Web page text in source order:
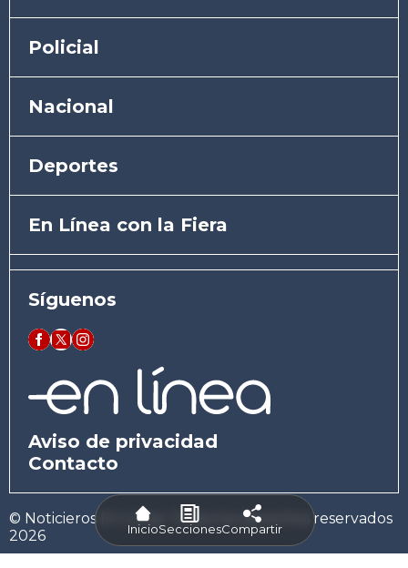
Policial
Nacional
Deportes
En Línea con la Fiera
Síguenos
Aviso de privacidad
Contacto
© Noticieros En Línea. Todos los derechos reservados
2026
InicioSeccionesCompartir